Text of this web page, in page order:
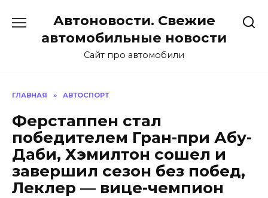
содержанию
Автоновости. Свежие
автомобильные новости
Сайт про автомобили
ГЛАВНАЯ » АВТОСПОРТ
Ферстаппен стал
победителем Гран-при Абу-
Даби, Хэмилтон сошел и
завершил сезон без побед,
Леклер — вице-чемпион